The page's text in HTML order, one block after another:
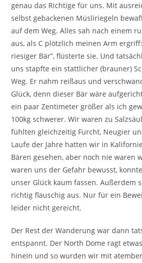
genau das Richtige für uns. Mit
selbst gebackenen Müsliriegeln
auf dem Weg. Alles sah nach einem
aus, als C plötzlich meinen Arm
riesiger Bär”, flüsterte sie. Und
uns stapfte ein stattlicher (brauner)
Weg. Er nahm reißaus und
Glück, denn dieser Bär wäre
ein paar Zentimeter größer als ich
100kg schwerer. Wir waren zu
fühlten gleichzeitig Furcht, Neugier
Laufe der Jahre hatten wir in
Bären gesehen, aber noch nie waren
waren uns der Gefahr bewusst,
unser Glück kaum fassen. Außerdem
richtig flauschig aus. Nur für ein
leider nicht gereicht.
Der Rest der Wanderung war dann
entspannt. Der North Dome ragt
hinein und so wurden wir mit